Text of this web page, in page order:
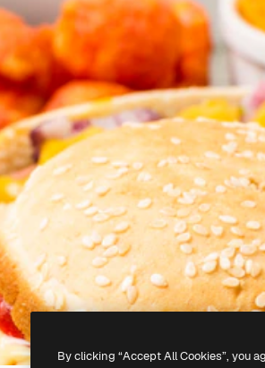
By clicking “Accept All Cookies”, you